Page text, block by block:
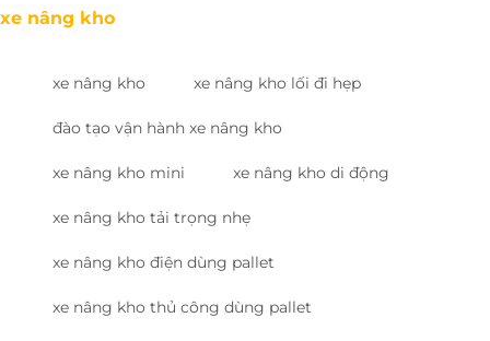
xe nâng kho
xe nâng kho xe nâng kho lối đi hẹp
đào tạo vận hành xe nâng kho
xe nâng kho mini xe nâng kho di động
xe nâng kho tải trọng nhẹ
xe nâng kho điện dùng pallet
xe nâng kho thủ công dùng pallet